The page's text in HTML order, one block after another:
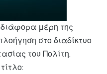
μέρη της
στο διαδίκτυο
του Πολίτη.